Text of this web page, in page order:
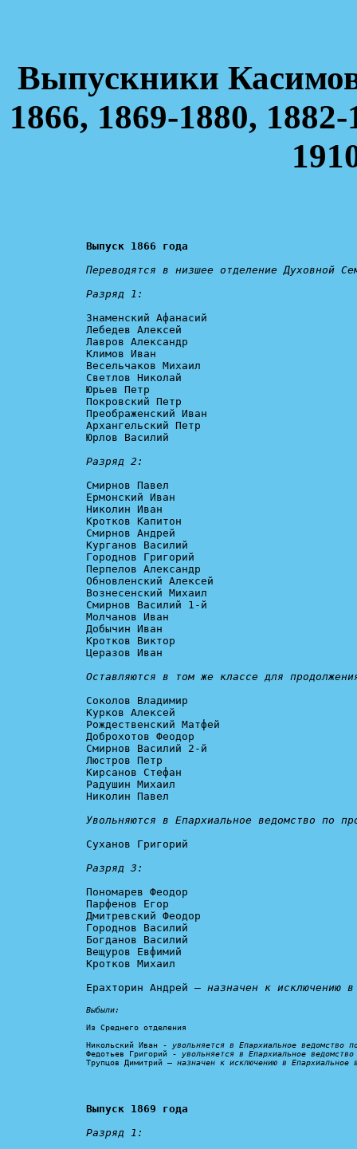
Выпускники
1866, 1869-1880,
Выпуск 1866 года
Переводятся в низшее отделение Духовной
Разряд 1:
Знаменский Афанасий
Лебедев Алексей
Лавров Александр
Климов Иван
Весельчаков Михаил
Светлов Николай
Юрьев Петр
Покровский Петр
Преображенский Иван
Архангельский Петр
Юрлов Василий
Разряд 2:
Смирнов Павел
Ермонский Иван
Николин Иван
Кротков Капитон
Смирнов Андрей
Курганов Василий
Городнов Григорий
Перпелов Александр
Обновленский Алексей
Вознесенский Михаил
Смирнов Василий 1-й
Молчанов Иван
Добычин Иван
Кротков Виктор
Церазов Иван
Оставляются в том же классе для
Соколов Владимир
Курков Алексей
Рождественский Матфей
Доброхотов Феодор
Смирнов Василий 2-й
Люстров Петр
Кирсанов Стефан
Радушин Михаил
Николин Павел
Увольняются в Епархиальное ведомство по
Суханов Григорий
Разряд 3:
Пономарев Феодор
Парфенов Егор
Дмитревский Феодор
Городнов Василий
Богданов Василий
Вещуров Евфимий
Кротков Михаил
Ерахторин Андрей – назначен к исключению
Выбыли:
Из Среднего отделения
Никольский Иван - увольняется в Епархиальное ведомство
Федотьев Григорий - увольняется в Епархиальное
Трупцов Димитрий – назначен к исключению в Епархиальное
Выпуск 1869 года
Разряд 1: